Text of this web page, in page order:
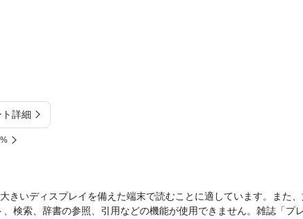
詳細
きいディスプレイを備えた端末で読むことに適しています。また
検索、辞書の参照、引用などの機能が使用できません。雑誌「プ